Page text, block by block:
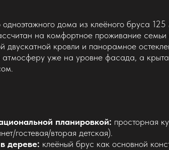
одноэтажного дома из клеёного бруса
на комфортное проживание семьи
двускатной кровли и панорамное
уже на уровне фасада, а
планировкой: просторная
гостевая/вторая детская).
дереве: клеёный брус как основной